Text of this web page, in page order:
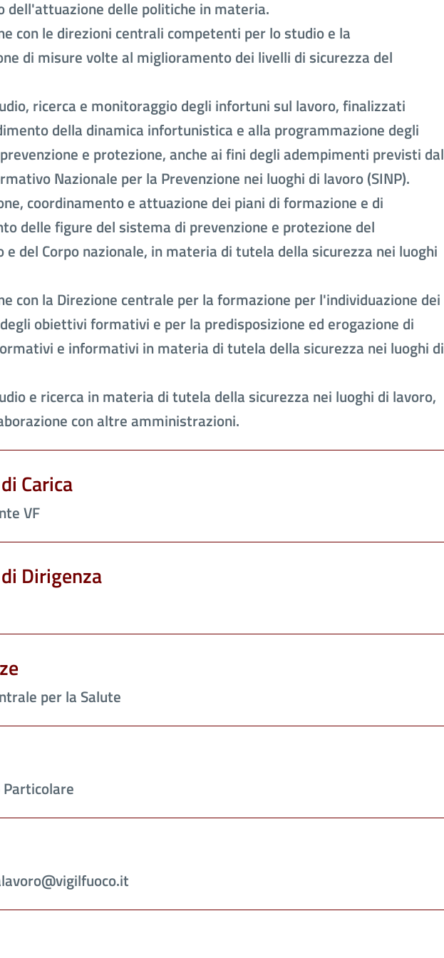
dell'attuazione delle politiche in materia.
con le direzioni centrali competenti per lo studio e la
di misure volte al miglioramento dei livelli di sicurezza del
ricerca e monitoraggio degli infortuni sul lavoro, finalizzati
della dinamica infortunistica e alla programmazione degli
e protezione, anche ai fini degli adempimenti previsti dal
Nazionale per la Prevenzione nei luoghi di lavoro (SINP).
coordinamento e attuazione dei piani di formazione e di
delle figure del sistema di prevenzione e protezione del
del Corpo nazionale, in materia di tutela della sicurezza nei luoghi
con la Direzione centrale per la formazione per l'individuazione dei
obiettivi formativi e per la predisposizione ed erogazione di
e informativi in materia di tutela della sicurezza nei luoghi di
e ricerca in materia di tutela della sicurezza nei luoghi di lavoro,
con altre amministrazioni.
Carica
VF
Dirigenza
per la Salute